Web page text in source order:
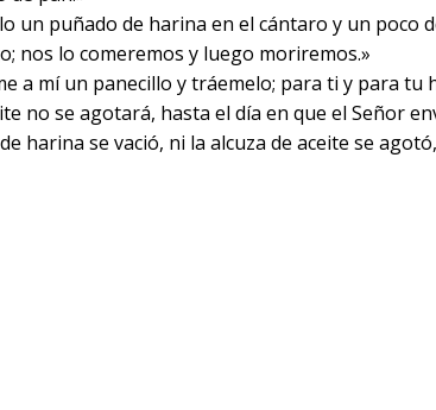
puñado de harina en el cántaro y un poco
nos lo comeremos y luego moriremos.»
a mí un panecillo y tráemelo; para ti y para tu
no se agotará, hasta el día en que el Señor
harina se vació, ni la alcuza de aceite se